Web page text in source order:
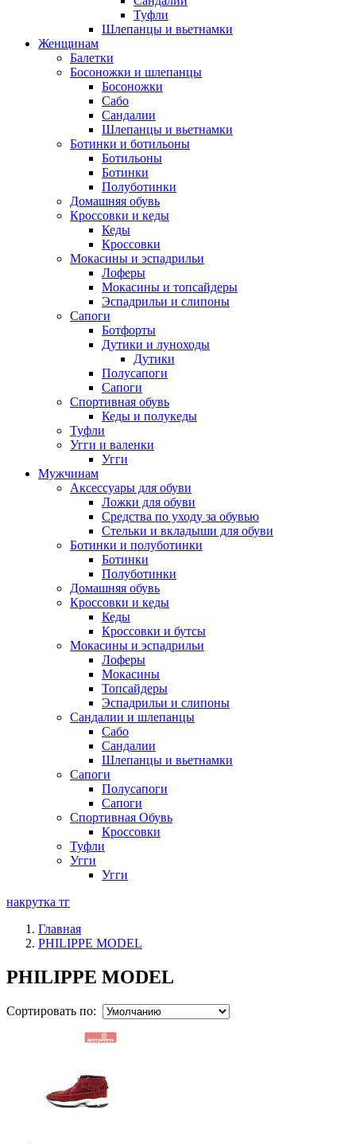
Туфли
Шлепанцы и вьетнамки
Женщинам
Балетки
Босоножки и шлепанцы
Босоножки
Сабо
Сандалии
Шлепанцы и вьетнамки
Ботинки и ботильоны
Ботильоны
Ботинки
Полуботинки
Домашняя обувь
Кроссовки и кеды
Кеды
Кроссовки
Мокасины и эспадрильи
Лоферы
Мокасины и топсайдеры
Эспадрильи и слипоны
Сапоги
Ботфорты
Дутики и луноходы
Дутики
Полусапоги
Сапоги
Спортивная обувь
Кеды и полукеды
Туфли
Угги и валенки
Угги
Мужчинам
Аксессуары для обуви
Ложки для обуви
Средства по уходу за обувью
Стельки и вкладыши для обуви
Ботинки и полуботинки
Ботинки
Полуботинки
Домашняя обувь
Кроссовки и кеды
Кеды
Кроссовки и бутсы
Мокасины и эспадрильи
Лоферы
Мокасины
Топсайдеры
Эспадрильи и слипоны
Сандалии и шлепанцы
Сабо
Сандалии
Шлепанцы и вьетнамки
Сапоги
Полусапоги
Сапоги
Спортивная Обувь
Кроссовки
Туфли
Угги
Угги
накрутка тг
Главная
PHILIPPE MODEL
PHILIPPE MODEL
Сортировать по: